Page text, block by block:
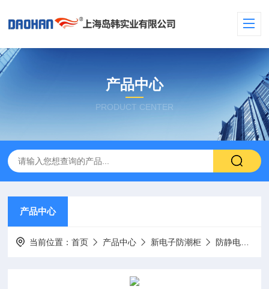
产品中心
PRODUCT CENTER
产品中心
当前位置：首页 产品中心 新电子防潮柜 防静电型号（蓝黑色）